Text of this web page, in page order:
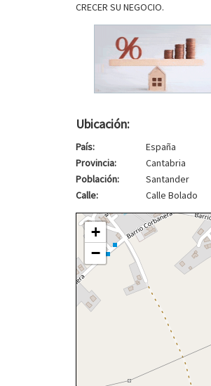
CRECER SU NEGOCIO.
Ubicación:
País:
España
Provincia:
Cantabria
Población:
Santander
Calle:
Calle Bolado
+
−